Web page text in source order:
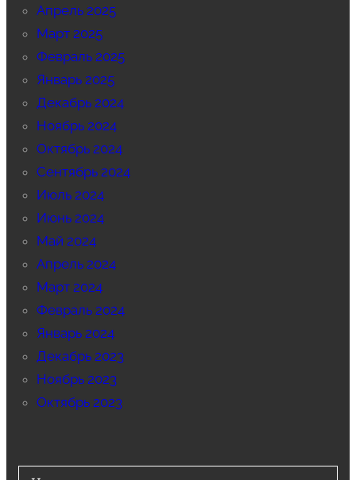
Апрель 2025
Март 2025
Февраль 2025
Январь 2025
Декабрь 2024
Ноябрь 2024
Октябрь 2024
Сентябрь 2024
Июль 2024
Июнь 2024
Май 2024
Апрель 2024
Март 2024
Февраль 2024
Январь 2024
Декабрь 2023
Ноябрь 2023
Октябрь 2023